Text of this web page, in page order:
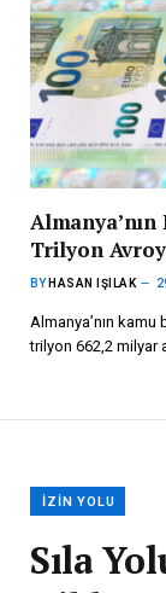
Trilyon
BY HASAN IŞILAK
Almanya’nın
trilyon 662,2 milyar
İZIN YOLU
Sıla